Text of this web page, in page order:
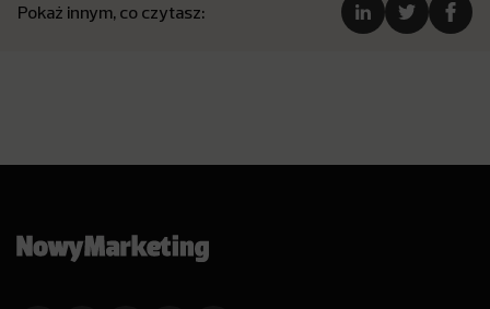
Pokaż innym, co czytasz: